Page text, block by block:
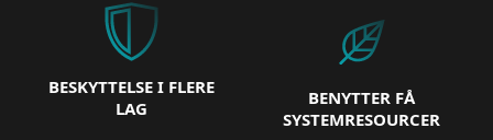
BESKYTTELSE I FLERE
LAG
BENYTTER FÅ
SYSTEMRESOURCER